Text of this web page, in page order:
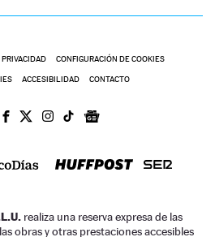
CONFIGURACIÓN DE COOKIES
ACCESIBILIDAD CONTACTO
realiza una reserva expresa de las
obras y otras prestaciones accesibles